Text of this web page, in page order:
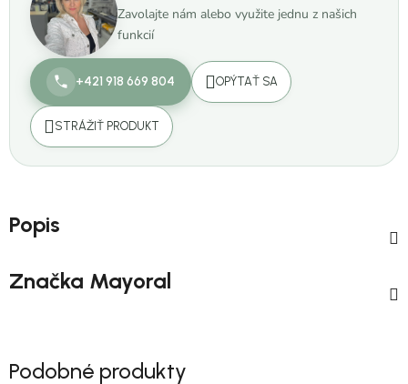
Zavolajte nám alebo využite jednu z našich
funkcií
+421 918 669 804 OPÝTAŤ SA
STRÁŽIŤ PRODUKT
Popis
Značka Mayoral
Podobné produkty